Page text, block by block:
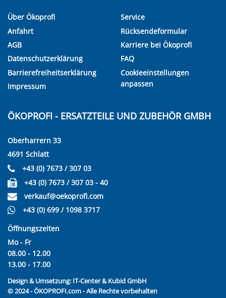
Über Ökoprofi
Anfahrt
AGB
Datenschutzerklärung
Barrierefreiheitserklärung
Impressum
Service
Rücksendeformular
Karriere bei Ökoprofi
FAQ
Cookieeinstellungen
anpassen
ÖKOPROFI - ERSATZTEILE UND ZUBEHÖR GMBH
Oberharrern 33
4691 Schlatt
+43 (0) 7673 / 307 03
+43 (0) 7673 / 307 03 - 40
verkauf@oekoprofi.com
+43 (0) 699 / 1098 3717
Öffnungszeiten
Mo - Fr
08.00 - 12.00
13.00 - 17.00
Design & Umsetzung: IT-Center & Kubid GmbH
© 2024 - ÖKOPROFI.com - Alle Rechte vorbehalten